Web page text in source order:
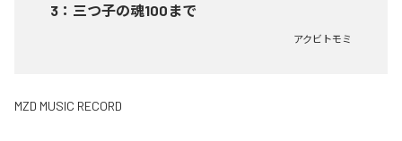
3 ： 三つ子の魂100まで
アクビトモミ
MZD MUSIC RECORD